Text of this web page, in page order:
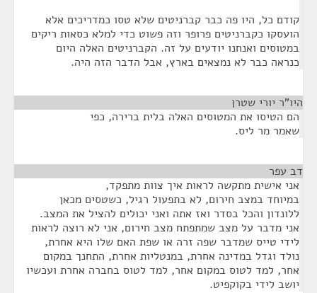
קודם כל, היו פה כבר קברניטים שלא טסו כמדריכים אלא
הועסקו כקברניטים פרופר וזה פשוט כדי למלא כסאות ריקים
במטוסים ואנחנו יודעים על זה. הקברניטים האלה היום
כנראה כבר לא נמצאים בארץ, אבל הדבר הזה היה.
היו"ר יורי שטרן
הם הטיסו את המטוסים האלה בלית ברירה, כפי
שאמר מר ליס.
דב עפר
אני אישית מתקשה לראות איך צוות מתפקד,
במיוחד במצב חירום, לא בתפעול רגיל, כשטסים מכאן
ללונדון והכל בסדר ואז אתה ואני יכולים להציל את המצב.
אני מדבר על מצב שמתפתח מצב חירום, אני לא רוצה לראות
לידי טייס שמדבר שפה זרה או שפת האם שלו היא אחרת,
נולד וגדל במדינה אחרת, במנטליות אחרת, התחנך במקום
אחר, למד לטוס במקום אחר, למד לטוס בחברה אחרת ועכשיו
יושב לידי בקוקפיט.